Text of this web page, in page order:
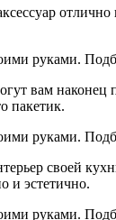
отлично
вам наконец
пакетик.
своей
и эстетично.